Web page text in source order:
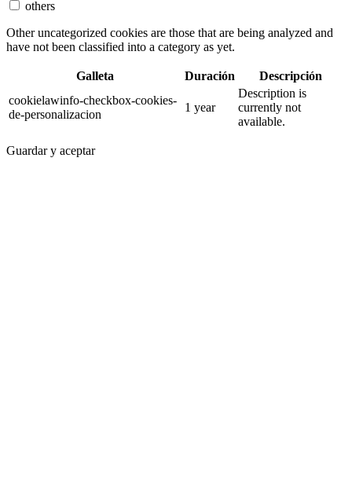
others
Other uncategorized cookies are those that are being analyzed and
have not been classified into a category as yet.
Galleta Duración
Descripción
cookielawinfo-checkbox-cookies-
de-personalizacion
1 year
Description is
currently not
available.
Guardar y aceptar